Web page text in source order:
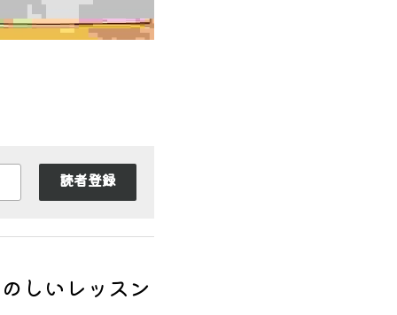
読者登録
しいレッスン